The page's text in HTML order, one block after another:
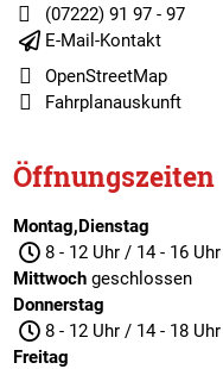
(07222) 91 97 - 97
E-Mail-Kontakt
OpenStreetMap
Fahrplanauskunft
Öffnungszeiten
Montag,Dienstag
8 - 12 Uhr / 14 - 16 Uhr
Mittwochgeschlossen
Donnerstag
8 - 12 Uhr / 14 - 18 Uhr
Freitag